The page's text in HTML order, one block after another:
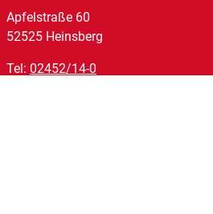
Apfelstraße 60
52525 Heinsberg
Tel: 02452/14-0